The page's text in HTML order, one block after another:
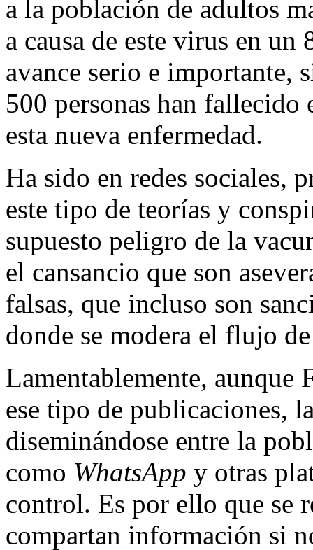
a la población de adultos
a causa de este virus en
avance serio e importante,
500 personas han
esta nueva enfermedad.
Ha sido en redes sociales,
este tipo de teorías y
supuesto peligro de la
el cansancio que son
falsas, que incluso son
donde se modera el flujo
Lamentablemente, aunque
ese tipo de publicaciones,
diseminándose entre la
como WhatsApp y otras
control. Es por ello que se
compartan información si